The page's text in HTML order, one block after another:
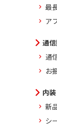
最
ア
通
通
お
内
新
シ